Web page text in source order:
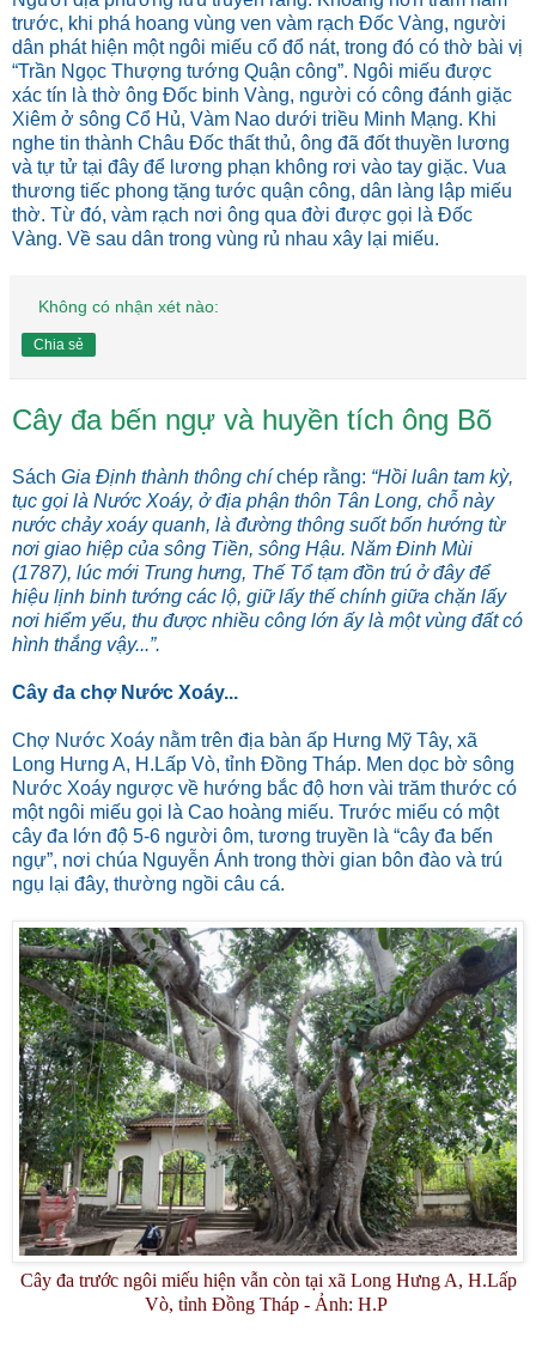
trước, khi phá hoang vùng ven vàm rạch Đốc Vàng, người
dân phát hiện một ngôi miếu cổ đổ nát, trong đó có thờ bài vị
“Trần Ngọc Thượng tướng Quận công”. Ngôi miếu được
xác tín là thờ ông Đốc binh Vàng, người có công đánh giặc
Xiêm ở sông Cổ Hủ, Vàm Nao dưới triều Minh Mạng. Khi
nghe tin thành Châu Đốc thất thủ, ông đã đốt thuyền lương
và tự tử tại đây để lương phạn không rơi vào tay giặc. Vua
thương tiếc phong tặng tước quận công, dân làng lập miếu
thờ. Từ đó, vàm rạch nơi ông qua đời được gọi là Đốc
Vàng. Về sau dân trong vùng rủ nhau xây lại miếu.
Không có nhận xét nào:
Chia sẻ
Cây đa bến ngự và huyền tích ông Bõ
Sách Gia Định thành thông chíchép rằng: “Hồi luân tam kỳ,
tục gọi là Nước Xoáy, ở địa phận thôn Tân Long, chỗ này
nước chảy xoáy quanh, là đường thông suốt bốn hướng từ
nơi giao hiệp của sông Tiền, sông Hậu. Năm Đinh Mùi
(1787), lúc mới Trung hưng, Thế Tổ tạm đồn trú ở đây để
hiệu lịnh binh tướng các lộ, giữ lấy thế chính giữa chặn lấy
nơi hiểm yếu, thu được nhiều công lớn ấy là một vùng đất có
hình thắng vậy...”.
Cây đa chợ Nước Xoáy...
Chợ Nước Xoáy nằm trên địa bàn ấp Hưng Mỹ Tây, xã
Long Hưng A, H.Lấp Vò, tỉnh Đồng Tháp. Men dọc bờ sông
Nước Xoáy ngược về hướng bắc độ hơn vài trăm thước có
một ngôi miếu gọi là Cao hoàng miếu. Trước miếu có một
cây đa lớn độ 5-6 người ôm, tương truyền là “cây đa bến
ngự”, nơi chúa Nguyễn Ánh trong thời gian bôn đào và trú
ngụ lại đây, thường ngồi câu cá.
Cây đa trước ngôi miếu hiện vẫn còn tại xã Long Hưng A, H.Lấp
Vò, tỉnh Đồng Tháp - Ảnh: H.P